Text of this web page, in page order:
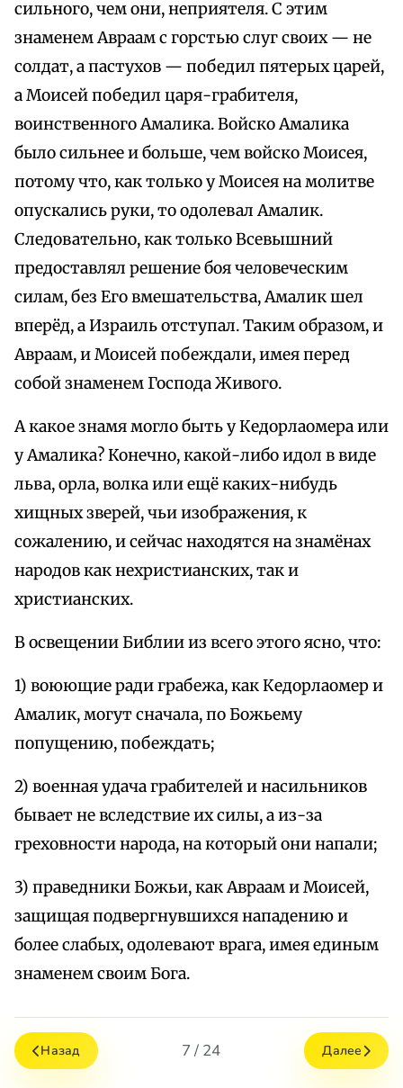
сильного, чем они, неприятеля. С этим
знаменем Авраам с горстью слуг своих — не
солдат, а пастухов — победил пятерых царей,
а Моисей победил царя-грабителя,
воинственного Амалика. Войско Амалика
было сильнее и больше, чем войско Моисея,
потому что, как только у Моисея на молитве
опускались руки, то одолевал Амалик.
Следовательно, как только Всевышний
предоставлял решение боя человеческим
силам, без Его вмешательства, Амалик шел
вперёд, а Израиль отступал. Таким образом, и
Авраам, и Моисей побеждали, имея перед
собой знаменем Господа Живого.
А какое знамя могло быть у Кедорлаомера или
у Амалика? Конечно, какой-либо идол в виде
льва, орла, волка или ещё каких-нибудь
хищных зверей, чьи изображения, к
сожалению, и сейчас находятся на знамёнах
народов как нехристианских, так и
христианских.
В освещении Библии из всего этого ясно, что:
1) воюющие ради грабежа, как Кедорлаомер и
Амалик, могут сначала, по Божьему
попущению, побеждать;
2) военная удача грабителей и насильников
бывает не вследствие их силы, а из-за
греховности народа, на который они напали;
3) праведники Божьи, как Авраам и Моисей,
защищая подвергнувшихся нападению и
более слабых, одолевают врага, имея единым
знаменем своим Бога.
Назад 7 / 24 Далее